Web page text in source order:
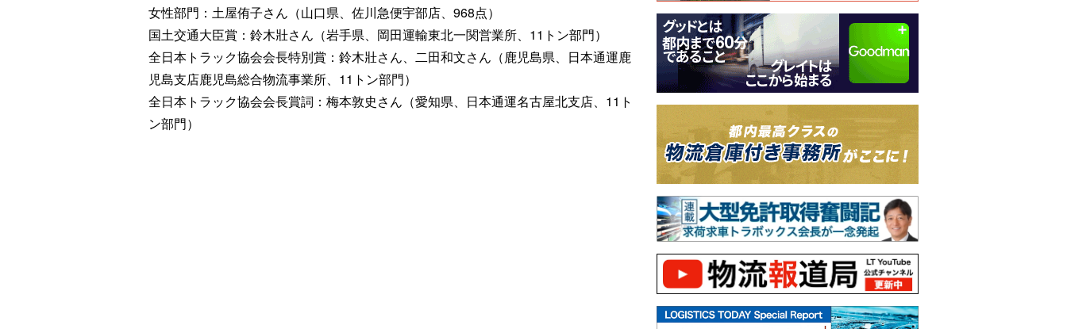
女性部門：土屋侑子さん（山口県、佐川急便宇部店、968点）
国土交通大臣賞：鈴木壯さん（岩手県、岡田運輸東北一関営業所、11トン部門）
全日本トラック協会会長特別賞：鈴木壯さん、二田和文さん（鹿児島県、日本通運鹿
児島支店鹿児島総合物流事業所、11トン部門）
全日本トラック協会会長賞詞：梅本敦史さん（愛知県、日本通運名古屋北支店、11ト
ン部門）